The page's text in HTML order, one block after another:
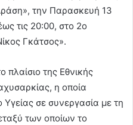
την Παρασκευή 13
τις 20:00, στο 2ο
Γκάτσος».
πλαίσιο της Εθνικής
η οποία
Υγείας σε συνεργασία με τη
των οποίων το